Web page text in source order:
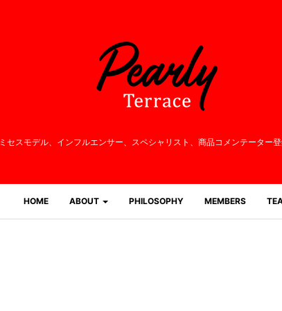
ミセスモデル、インフルエンサー、 スペシャリスト、商品コメンテーター
HOME ABOUT PHILOSOPHY MEMBERS